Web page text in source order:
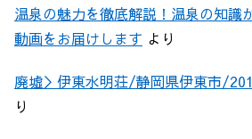
温泉の魅力を徹底解説！温泉の知識
動画をお届けします より
廃墟＞伊東水明荘/静岡県伊東市/
り